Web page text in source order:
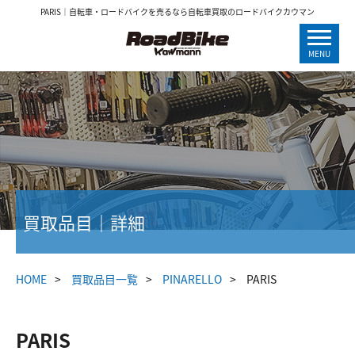
PARIS｜自転車・ロードバイクを売るなら自転車買取のロードバイクカウマン
MENU
買取品目｜詳細
HOME 買取品目一覧 PINARELLO PARIS
PARIS